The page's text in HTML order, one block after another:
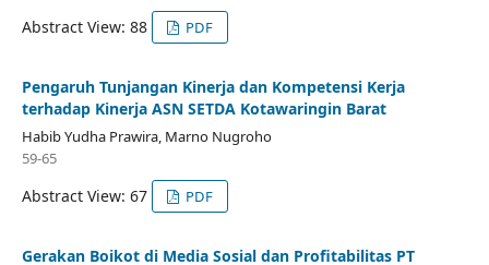
Abstract View: 88 PDF
Pengaruh Tunjangan Kinerja dan Kompetensi Kerja
terhadap Kinerja ASN SETDA Kotawaringin Barat
Habib Yudha Prawira, Marno Nugroho
59-65
Abstract View: 67 PDF
Gerakan Boikot di Media Sosial dan Profitabilitas PT